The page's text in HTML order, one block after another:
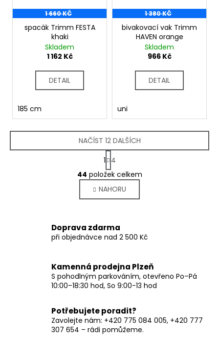
1 660 KČ
spacák Trimm FESTA
khaki
Skladem
1 162 Kč
DETAIL
185 cm
1 380 KČ
bivakovací vak Trimm
HAVEN orange
Skladem
966 Kč
DETAIL
uni
O
v
l
á
a
c
r
v
k
v
ý
p
NAČÍST 12 DALŠÍCH
S
t
r
á
n
k
á
n
1
4
44 položek celkem
NAHORU
Doprava zdarma
při objednávce nad 2 500 Kč
Kamenná prodejna Plzeň
S pohodlným parkováním, otevřeno Po–Pá
10:00–18:30 hod, So 9:00-13 hod
Potřebujete poradit?
Zavolejte nám: +420 775 084 005, +420 777
307 654 – rádi pomůžeme.